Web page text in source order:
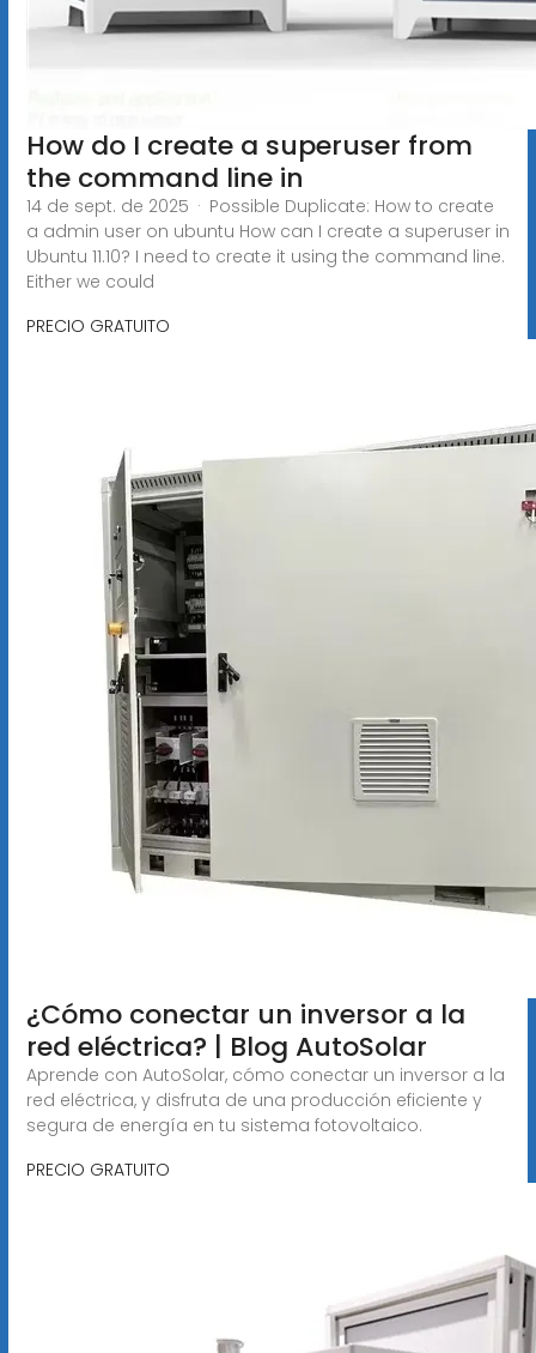
How do I create a superuser from
the command line in
14 de sept. de 2025 · Possible Duplicate: How to create
a admin user on ubuntu How can I create a superuser in
Ubuntu 11.10? I need to create it using the command line.
Either we could
PRECIO GRATUITO
¿Cómo conectar un inversor a la
red eléctrica? | Blog AutoSolar
Aprende con AutoSolar, cómo conectar un inversor a la
red eléctrica, y disfruta de una producción eficiente y
segura de energía en tu sistema fotovoltaico.
PRECIO GRATUITO